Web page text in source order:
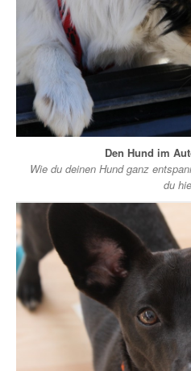
Den Hund im
Wie du deinen Hund ganz
du